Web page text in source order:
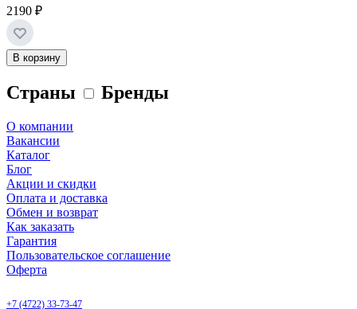
2190 ₽
В корзину
Страны Бренды
О компании
Вакансии
Каталог
Блог
Акции и скидки
Оплата и доставка
Обмен и возврат
Как заказать
Гарантия
Пользовательское соглашение
Оферта
+7 (4722) 33-73-47